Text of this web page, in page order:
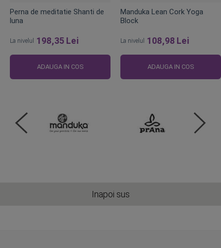
Perna de meditatie Shanti de
luna
La nivelul 198,35 Lei
ADAUGA IN COS
Manduka Lean Cork Yoga
Block
La nivelul 108,98 Lei
ADAUGA IN COS
Inapoi sus